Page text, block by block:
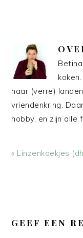
naar (verre)
vriendenkring.
hobby, en zijn alle
Vorig
« Linzenkoekjes
GEEF EEN